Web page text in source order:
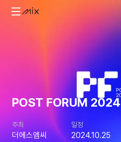
POST FORUM 2024
주최
더에스엠씨
일정
2024.10.25